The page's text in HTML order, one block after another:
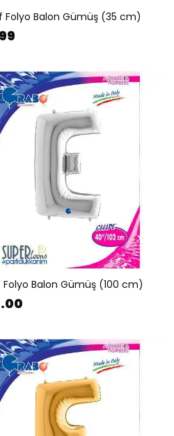
Folyo Balon Gümüş (35 cm)
Folyo Balon Gümüş (100 cm)